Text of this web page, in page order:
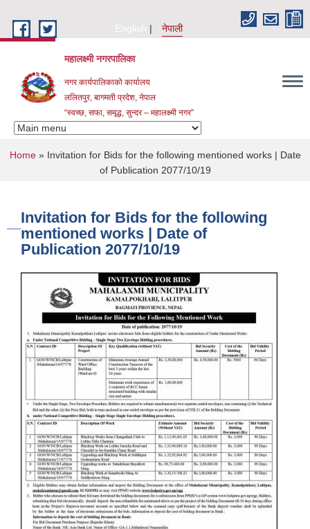
English
नेपाली
महालक्ष्मी नगरपालिका
नगर कार्यपालिकाको कार्यालय
ललितपुर, बागमती प्रदेश, नेपाल
“स्वच्छ, सफा, समृद्ध, सुन्दर – महालक्ष्मी नगर”
You are here
Home» Invitation for Bids for the following mentioned works | Date
of Publication 2077/10/19
Invitation for Bids for the following
mentioned works | Date of
Publication 2077/10/19